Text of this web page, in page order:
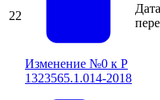
22
Изменение №0 к Р
1323565.1.014-2018